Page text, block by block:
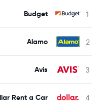
Budget
Alamo
Avis
Rent a Car